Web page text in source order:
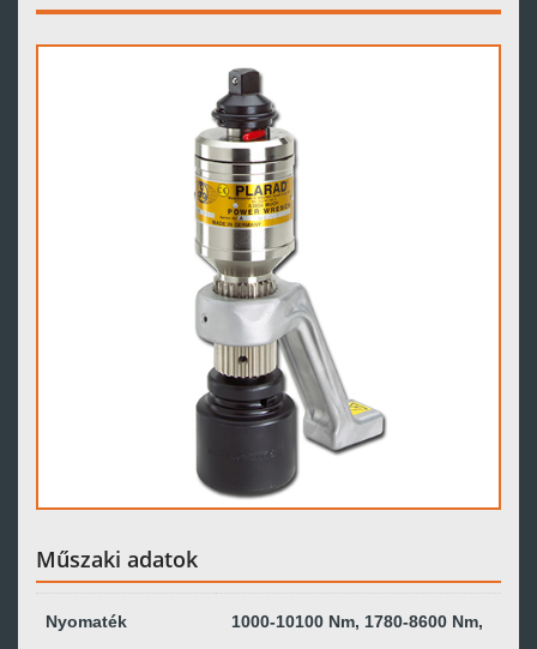
Műszaki adatok
Nyomaték
1000-10100 Nm, 1780-8600 Nm,